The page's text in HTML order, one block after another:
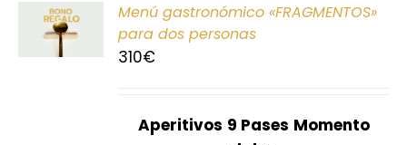
Menú gastronómico «FRAGMENTOS»
para dos personas
310€
Aperitivos 9 Pases Momento